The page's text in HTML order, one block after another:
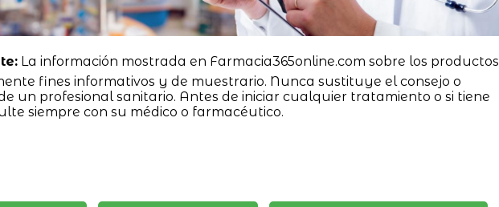
La información mostrada en Farmacia365online.com sobre los productos
fines informativos y de muestrario. Nunca sustituye el consejo o
un profesional sanitario. Antes de iniciar cualquier tratamiento o si tiene
siempre con su médico o farmacéutico.